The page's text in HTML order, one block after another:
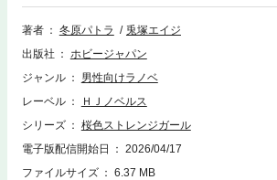
滅しまくる悪役令嬢じゃん！ なんとか破滅するの
っ、神様からひとつだけもらえた私の『ギフト』
著者 冬原パトラ
兎塚エイジ
出版社
ホビージャパン
ジャンル
男性向けラノベ
レーベル
ＨＪノベルス
シリーズ
桜色ストレンジガール
電子版配信開始日
2026/04/17
ファイルサイズ
6.37 MB